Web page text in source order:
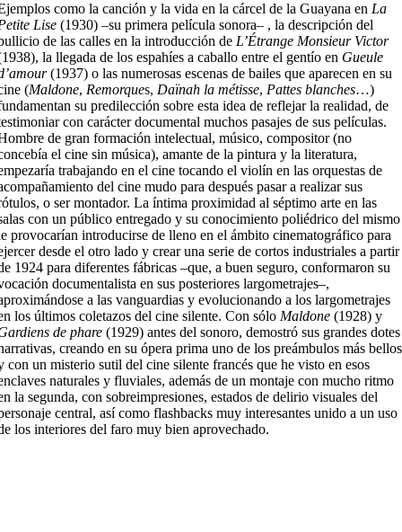
como la canción y la vida en la cárcel de la Guayana enLa
Lise (1930) –su primera película sonora– , la descripción del
de las calles en la introducción deL’Étrange Monsieur Victor
la llegada de los espahíes a caballo entre el gentío en Gueule
(1937) o las numerosas escenas de bailes que aparecen en su
(Maldone,Remorques,Daïnah la métisse,Pattes blanches…)
su predilección sobre esta idea de reflejar la realidad, de
con carácter documental muchos pasajes de sus películas.
de gran formación intelectual, músico, compositor (no
el cine sin música), amante de la pintura y la literatura,
trabajando en el cine tocando el violín en las orquestas de
del cine mudo para después pasar a realizar sus
o ser montador. La íntima proximidad al séptimo arte en las
con un público entregado y su conocimiento poliédrico del mismo
provocarían introducirse de lleno en el ámbito cinematográfico para
desde el otro lado y crear una serie de cortos industriales a partir
1924 para diferentes fábricas –que, a buen seguro, conformaron su
documentalista en sus posteriores largometrajes–,
a las vanguardias y evolucionando a los largometrajes
los últimos coletazos del cine silente. Con sóloMaldone (1928) y
de phare (1929) antes del sonoro, demostró sus grandes dotes
creando en su ópera prima uno de los preámbulos más bellos
con un misterio sutil del cine silente francés que he visto en esos
naturales y fluviales, además de un montaje con mucho ritmo
la segunda, con sobreimpresiones, estados de delirio visuales del
central, así como flashbacks muy interesantes unido a un uso
los interiores del faro muy bien aprovechado.